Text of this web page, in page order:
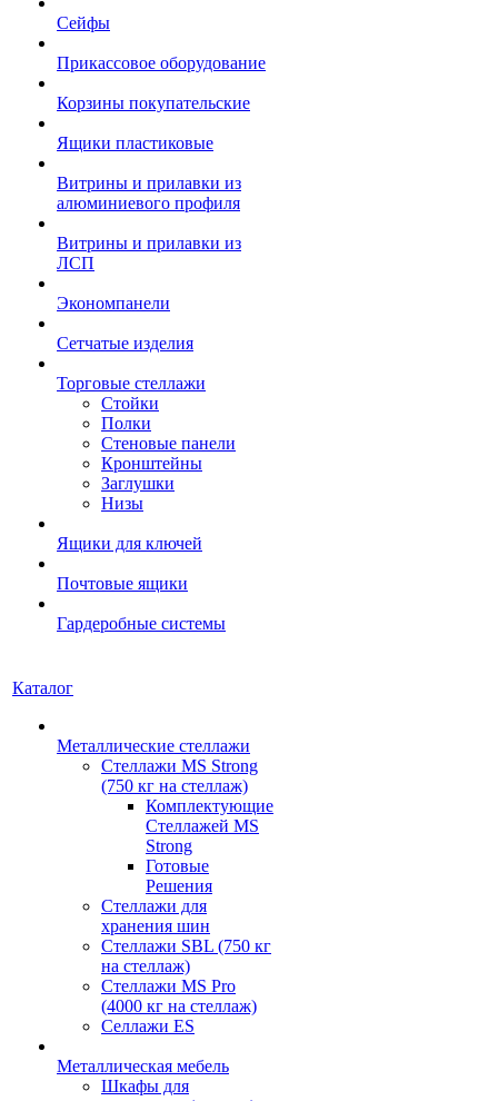
Сейфы
Прикассовое оборудование
Корзины покупательские
Ящики пластиковые
Витрины и прилавки из
алюминиевого профиля
Витрины и прилавки из
ЛСП
Экономпанели
Сетчатые изделия
Торговые стеллажи
Стойки
Полки
Стеновые панели
Кронштейны
Заглушки
Низы
Ящики для ключей
Почтовые ящики
Гардеробные системы
Каталог
Металлические стеллажи
Стеллажи MS Strong
(750 кг на стеллаж)
Комплектующие
Стеллажей MS
Strong
Готовые
Решения
Стеллажи для
хранения шин
Стеллажи SBL (750 кг
на стеллаж)
Стеллажи MS Pro
(4000 кг на стеллаж)
Селлажи ES
Металлическая мебель
Шкафы для